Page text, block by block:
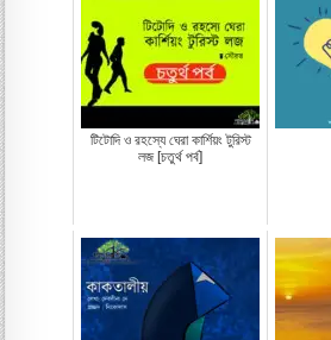
টিটোদি ও রহস্যে ঘেরা কার্শিয়ং টুরিস্ট
লজ [চতুর্থ পর্ব]